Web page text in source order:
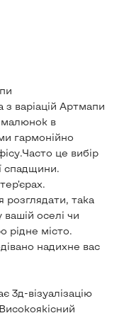
варіацій Артмапи
малюнок в
гармонійно
це вибір
спадщини.
розглядати, така
оселі чи
рідне місто.
надихне вас
3д-візуалізацію